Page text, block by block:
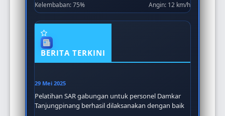
Kelembaban: 75% Angin: 12 km/h
BERITA TERKINI
29 Mei 2025
Pelatihan SAR gabungan untuk personel Damkar
Tanjungpinang berhasil dilaksanakan dengan baik